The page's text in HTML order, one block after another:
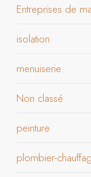
Entreprises de
isolation
menuiserie
Non classé
peinture
plombier-